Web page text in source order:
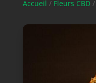
Accueil / Fleurs CBD/